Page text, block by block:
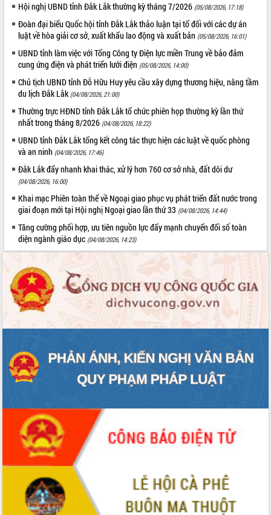
Tháo gỡ những vướng mắc, đẩy mạnh
công tác cải cách thủ tục hành chính
tại Trung tâm Phục vụ hành chính
Đắk Lắk: Tôn vinh 46 giải pháp tại Hội
thi Sáng tạo Kỹ thuật 2024 - 2025
Đắk Lắk rà soát, điều chỉnh Đề án 190
về phát triển nuôi trồng thủy sản
Phó Chủ tịch UBND tỉnh Đắk Lắk
Trương Công Thái kiểm tra thực địa
Dự án cao tốc Khánh Hòa - Buôn Ma
Thuột
Định vị cà phê Việt Nam như một “di
sản sống” trong dòng chảy toàn cầu
Xây dựng nông thôn mới: Nâng cao đời
sống người dân từ những mô hình thiết
thực
Quyết liệt tháo gỡ vướng mắc, đẩy
nhanh tiến độ các dự án trọng điểm
Hòn Yến phát triển du lịch gắn với bảo
tồn biển
Lấy ý kiến điều chỉnh Quy hoạch tỉnh
Đắk Lắk thời kỳ 2021-2030, tầm nhìn
đến năm 2050
giải phóng mặt bằng Tuyến đường bộ
ven biển
Đắk Lắk nỗ lực thúc đẩy tăng trưởng
kinh tế từ 10% trở lên trong Quý
Đắk Lắk ký kết thỏa thuận hợp tác về
chuyển đổi số giai đoạn 2026 – 2030
với Tập đoàn Bưu chính Viễn thông
Việt Nam
Thứ trưởng Bộ Y tế làm việc với tỉnh
Đắk Lắk về phát triển nhân lực y tế
cho trạm y tế cấp xã
Du lịch Đắk Lắk nâng tầm trải nghiệm
Hội nghị UBND tỉnh Đắk Lắk thường kỳ tháng 7/2026 (05/08/2026, 17:18)
Đoàn đại biểu Quốc hội tỉnh Đắk Lắk thảo luận tại tổ đối với các dự án
luật về hòa giải cơ sở, xuất khẩu lao động và xuất bản (05/08/2026, 16:01)
UBND tỉnh làm việc với Tổng Công ty Điện lực miền Trung về bảo đảm
cung ứng điện và phát triển lưới điện (05/08/2026, 14:00)
Chủ tịch UBND tỉnh Đỗ Hữu Huy yêu cầu xây dựng thương hiệu, nâng tầm
du lịch Đắk Lắk (04/08/2026, 21:00)
Thường trực HĐND tỉnh Đắk Lắk tổ chức phiên họp thường kỳ lần thứ
nhất trong tháng 8/2026 (04/08/2026, 18:22)
UBND tỉnh Đắk Lắk tổng kết công tác thực hiện các luật về quốc phòng
và an ninh (04/08/2026, 17:46)
Đắk Lắk đẩy nhanh khai thác, xử lý hơn 760 cơ sở nhà, đất dôi dư
(04/08/2026, 16:00)
Khai mạc Phiên toàn thể về Ngoại giao phục vụ phát triển đất nước trong
giai đoạn mới tại Hội nghị Ngoại giao lần thứ 33 (04/08/2026, 14:44)
Tăng cường phối hợp, ưu tiên nguồn lực đẩy mạnh chuyển đổi số toàn
diện ngành giáo dục (04/08/2026, 14:23)